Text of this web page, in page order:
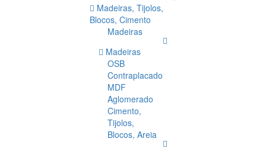
Madeiras, Tijolos,
Blocos, Cimento
Madeiras
Madeiras
OSB
Contraplacado
MDF
Aglomerado
Cimento,
Tijolos,
Blocos, Areia